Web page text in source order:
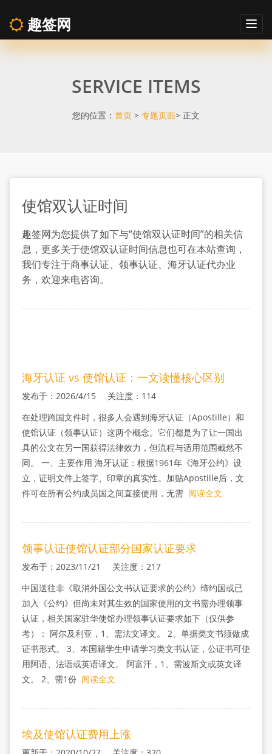
使
证
时
间
趣签网
SERVICE ITEMS
您的位置： 首页 > 专题页面> 正文
使馆双认证时间
趣签网为您提供了如下与“使馆双认证时间”的相关信
息，更多关于使馆双认证时间信息也可在本站查询，
我们专注于商事认证、领事认证、海牙认证代办业
务，欢迎来电咨询。
海牙认证 vs 使馆认证：一文读懂核心区别
发布于：2026/4/15 关注度：114
在处理跨国文件时，很多人会遇到海牙认证（Apostille）和
使馆认证（领事认证）这两个概念。它们都是为了让一国出
具的公文在另一国获得法律效力，但流程与适用范围截然不
同。 一、主要作用 海牙认证：根据1961年《海牙公约》设
立，证明文件上签字、印章的真实性。加贴Apostille后，文
件可在所有公约成员国之间直接使用，无需 阅读全文
领事认证使馆认证部分国家认证要求
发布于：2023/11/21 关注度：217
中国送往非《取消外国公文书认证要求的公约》缔约国或已
加入《公约》但尚未对其生效的国家使用的文书需办理领事
认证，相关国家驻华使馆办理领事认证要求如下（仅供参
考）： 阿尔及利亚，1、需法文译文。 2、单据类文书须做成
证书形式。 3、本国籍学生申请学习类文书认证，公证书可使
用阿语、法语或英语译文。 阿富汗，1、需波斯文或英文译
文。 2、需1份 阅读全文
埃及使馆认证费用上涨